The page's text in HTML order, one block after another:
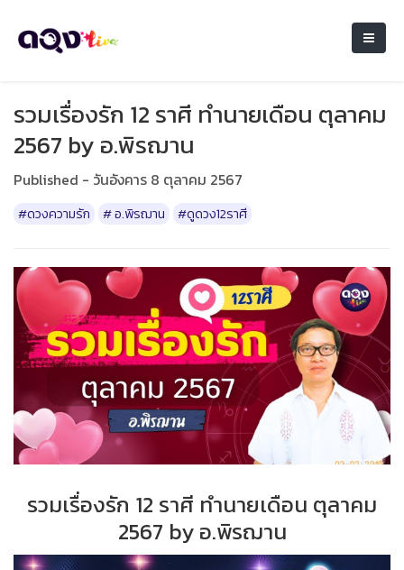
รวมเรื่องรัก 12 ราศี ทำนายเดือน ตุลาคม
2567 by อ.พิรฌาน
Published - วันอังคาร 8 ตุลาคม 2567
#ดวงความรัก # อ.พิรฌาน #ดูดวง12ราศี
รวมเรื่องรัก 12 ราศี ทำนายเดือน ตุลาคม
2567 by อ.พิรฌาน